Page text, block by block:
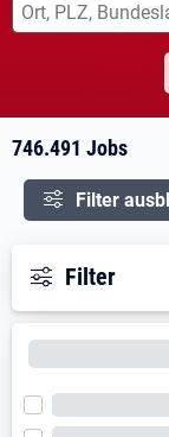
746.491 Jobs
Filter
Filter